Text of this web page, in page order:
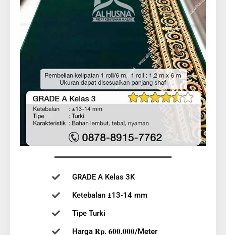
GRADE A Kelas 3K
Ketebalan ±13-14 mm
Tipe Turki
Harga 𝐑𝐩. 𝟔𝟎𝟎.𝟎𝟎𝟎/Meter